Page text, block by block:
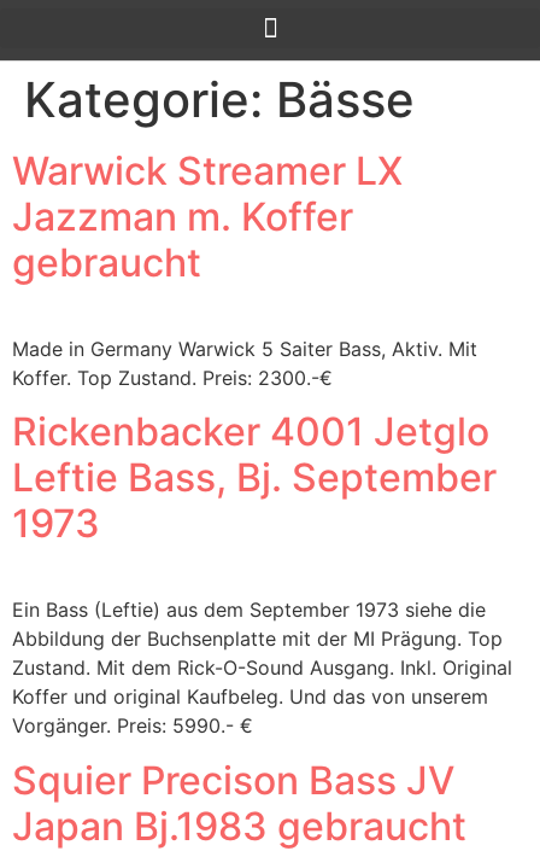
Kategorie: Bässe
Warwick Streamer LX
Jazzman m. Koffer
gebraucht
Made in Germany Warwick 5 Saiter Bass, Aktiv. Mit
Koffer. Top Zustand. Preis: 2300.-€
Rickenbacker 4001 Jetglo
Leftie Bass, Bj. September
1973
Ein Bass (Leftie) aus dem September 1973 siehe die
Abbildung der Buchsenplatte mit der MI Prägung. Top
Zustand. Mit dem Rick-O-Sound Ausgang. Inkl. Original
Koffer und original Kaufbeleg. Und das von unserem
Vorgänger. Preis: 5990.- €
Squier Precison Bass JV
Japan Bj.1983 gebraucht